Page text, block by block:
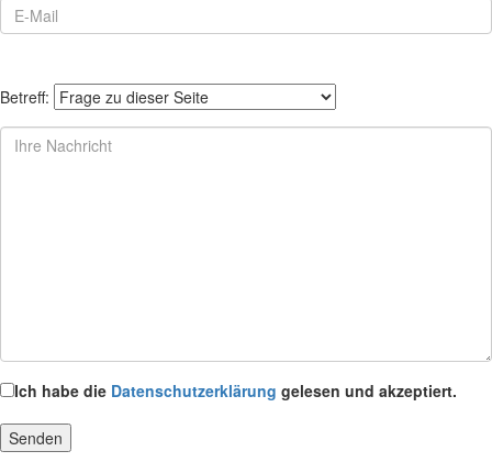
Betreff:
Ich habe die Datenschutzerklärung gelesen und akzeptiert.